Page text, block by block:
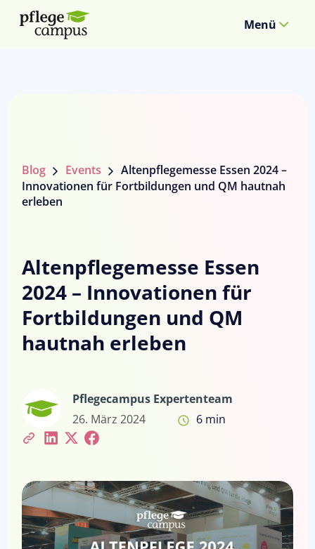
Menü
Blog Events
Altenpflegemesse Essen 2024 –
Innovationen für Fortbildungen und QM hautnah
erleben
Altenpflegemesse Essen
2024 – Innovationen für
Fortbildungen und QM
hautnah erleben
Pflegecampus Expertenteam
26. März 2024
6 min